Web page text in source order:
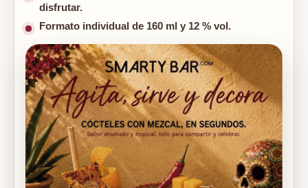
disfrutar.
Formato individual de 160 ml y 12 % vol.